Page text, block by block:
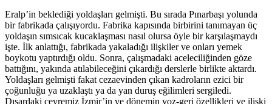
Eralp’in beklediği yoldaşları gelmişti. Bu sırada Pınarbaşı yolunda
bir fabrikada çalışıyordu. Fabrika kapısında birbirini tanımayan üç
yoldaşın sımsıcak kucaklaşması nasıl olursa öyle bir karşılaşmaydı
işte. İlk anlattığı, fabrikada yakaladığı ilişkiler ve onları yemek
boykotu yaptırdığı oldu. Sonra, çalışmadaki aceleciliğinden göze
battığını, yakında atılabileceğini çıkardığı derslerle birlikte aktardı.
Yoldaşları gelmişti fakat cezaevinden çıkan kadroların ezici bir
çoğunluğu ya uzaklaştı ya da yan duruş eğilimleri sergiledi.
Dışardaki çevremiz İzmir’in ve dönemin yoz-geri özellikleri ve ilişki